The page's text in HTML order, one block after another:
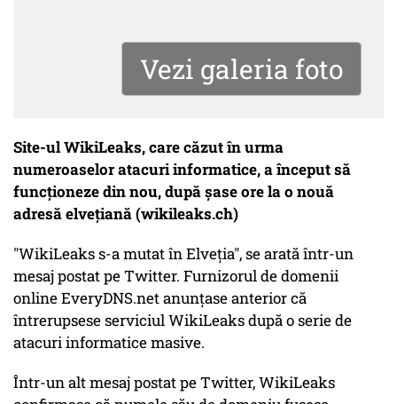
Vezi galeria foto
Site-ul WikiLeaks, care căzut în urma
numeroaselor atacuri informatice, a început să
funcţioneze din nou, după șase ore la o nouă
adresă elveţiană (wikileaks.ch)
"WikiLeaks s-a mutat în Elveţia", se arată într-un
mesaj postat pe Twitter. Furnizorul de domenii
online EveryDNS.net anunţase anterior că
întrerupsese serviciul WikiLeaks după o serie de
atacuri informatice masive.
Într-un alt mesaj postat pe Twitter, WikiLeaks